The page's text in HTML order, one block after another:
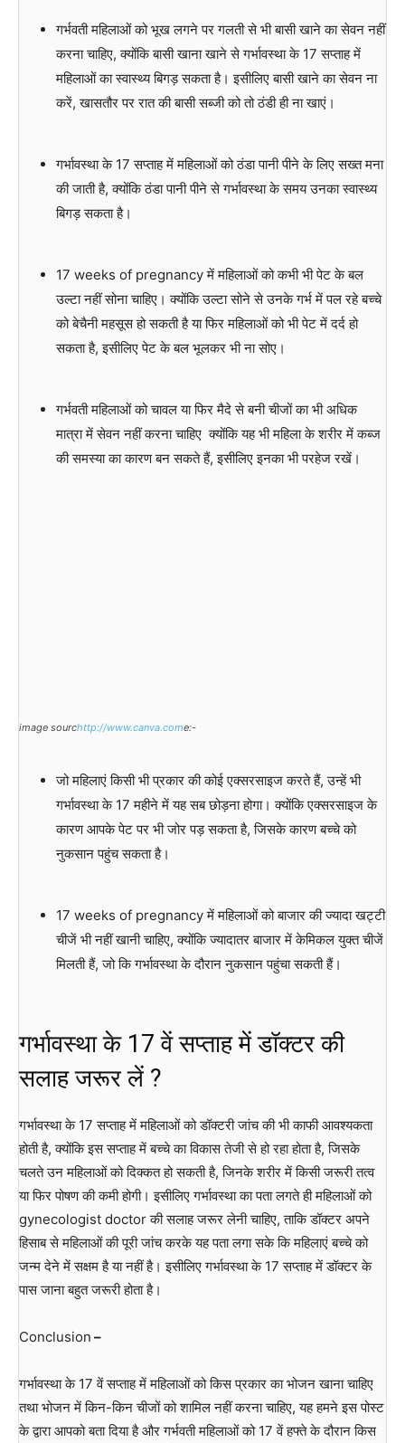
गर्भवती महिलाओं को भूख लगने पर गलती से भी बासी खाने का सेवन नहीं
करना चाहिए, क्योंकि बासी खाना खाने से गर्भावस्था के 17 सप्ताह में
महिलाओं का स्वास्थ्य बिगड़ सकता है। इसीलिए बासी खाने का सेवन ना
करें, खासतौर पर रात की बासी सब्जी को तो ठंडी ही ना खाएं।
गर्भावस्था के 17 सप्ताह में महिलाओं को ठंडा पानी पीने के लिए सख्त मना
की जाती है, क्योंकि ठंडा पानी पीने से गर्भावस्था के समय उनका स्वास्थ्य
बिगड़ सकता है।
17 weeks of pregnancy में महिलाओं को कभी भी पेट के बल
उल्टा नहीं सोना चाहिए। क्योंकि उल्टा सोने से उनके गर्भ में पल रहे बच्चे
को बेचैनी महसूस हो सकती है या फिर महिलाओं को भी पेट में दर्द हो
सकता है, इसीलिए पेट के बल भूलकर भी ना सोए।
गर्भवती महिलाओं को चावल या फिर मैदे से बनी चीजों का भी अधिक
मात्रा में सेवन नहीं करना चाहिए क्योंकि यह भी महिला के शरीर में कब्ज
की समस्या का कारण बन सकते हैं, इसीलिए इनका भी परहेज रखें।
image sourchttp://www.canva.come:-
जो महिलाएं किसी भी प्रकार की कोई एक्सरसाइज करते हैं, उन्हें भी
गर्भावस्था के 17 महीने में यह सब छोड़ना होगा। क्योंकि एक्सरसाइज के
कारण आपके पेट पर भी जोर पड़ सकता है, जिसके कारण बच्चे को
नुकसान पहुंच सकता है।
17 weeks of pregnancy में महिलाओं को बाजार की ज्यादा खट्टी
चीजें भी नहीं खानी चाहिए, क्योंकि ज्यादातर बाजार में केमिकल युक्त चीजें
मिलती हैं, जो कि गर्भावस्था के दौरान नुकसान पहुंचा सकती हैं।
गर्भावस्था के 17 वें सप्ताह में डॉक्टर की
सलाह जरूर लें ?
गर्भावस्था के 17 सप्ताह में महिलाओं को डॉक्टरी जांच की भी काफी आवश्यकता
होती है, क्योंकि इस सप्ताह में बच्चे का विकास तेजी से हो रहा होता है, जिसके
चलते उन महिलाओं को दिक्कत हो सकती है, जिनके शरीर में किसी जरूरी तत्व
या फिर पोषण की कमी होगी। इसीलिए गर्भावस्था का पता लगते ही महिलाओं को
gynecologist doctor की सलाह जरूर लेनी चाहिए, ताकि डॉक्टर अपने
हिसाब से महिलाओं की पूरी जांच करके यह पता लगा सके कि महिलाएं बच्चे को
जन्म देने में सक्षम है या नहीं है। इसीलिए गर्भावस्था के 17 सप्ताह में डॉक्टर के
पास जाना बहुत जरूरी होता है।
Conclusion –
गर्भावस्था के 17 वें सप्ताह में महिलाओं को किस प्रकार का भोजन खाना चाहिए
तथा भोजन में किन-किन चीजों को शामिल नहीं करना चाहिए, यह हमने इस पोस्ट
के द्वारा आपको बता दिया है और गर्भवती महिलाओं को 17 वें हफ्ते के दौरान किस